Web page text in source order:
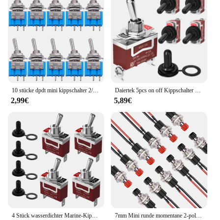
commercial applications. With wholesale pricing
available, this switch is not only a smart investment
for your lighting needs but also an excellent option
for vendors and suppliers looking to provide
reliable, energy-efficient solutions to their
customers.
10 stücke dpdt mini kippschalter 2/3/6pin 2/3 position ein/aus/auf miniatur kippschalter 6a 125v kippschalter
2,99€ 5,89€
7mm Mini runde momentane 2-polige vor gelötete Druckknopf schalter spst normal offen leuchten Drucktasten schaltet ein/aus rot schwarz